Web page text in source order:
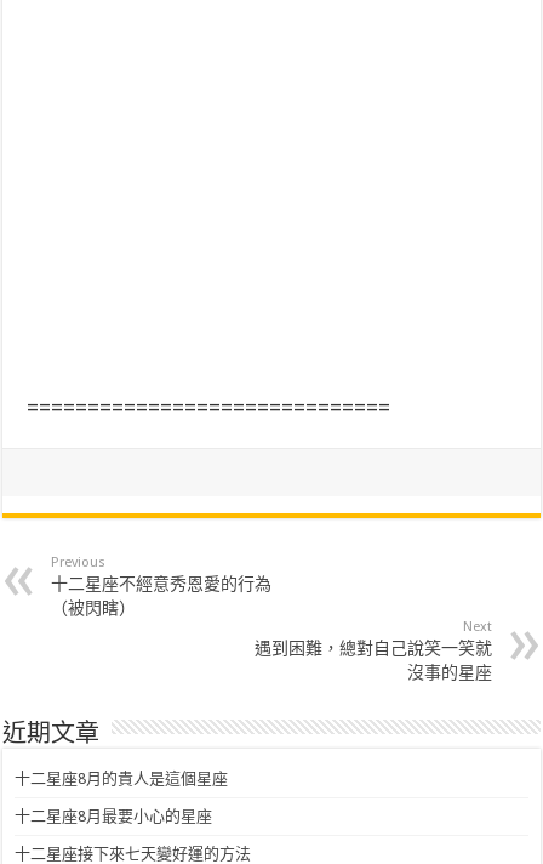
==============================
Previous
十二星座不經意秀恩愛的行為
（被閃瞎）
Next
遇到困難，總對自己說笑一笑就
沒事的星座
近期文章
十二星座8月的貴人是這個星座
十二星座8月最要小心的星座
十二星座接下來七天變好運的方法